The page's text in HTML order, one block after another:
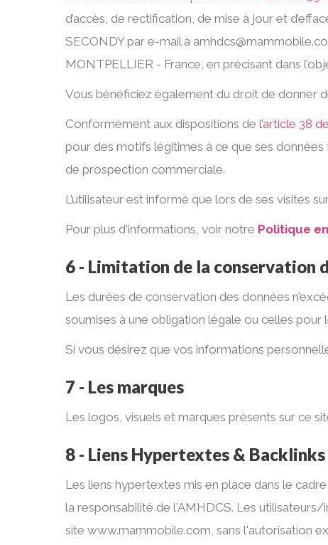
d’accès, de rectification, de mise à jour et
SECONDY par e-mail à
MONTPELLIER - France, en précisant dans
Vous bénéficiez également du droit de donner
Conformément aux dispositions de l’article 38
pour des motifs légitimes à ce que ses données
de prospection commerciale.
L’utilisateur est informé que lors de ses visites
Pour plus d'informations, voir notre Politique
6 - Limitation de la conservation
Les durées de conservation des données
soumises à une obligation légale ou celles pour
Si vous désirez que vos informations
7 - Les marques
Les logos, visuels et marques présents sur ce
8 - Liens Hypertextes & Backlinks
Les liens hypertextes mis en place dans le
la responsabilité de l'AMHDCS. Les
site www.mammobile.com, sans l'autorisation